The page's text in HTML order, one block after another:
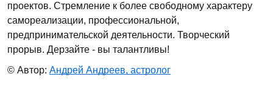
проектов. Стремление к более свободному характеру
самореализации, профессиональной,
предпринимательской деятельности. Творческий
прорыв. Дерзайте - вы талантливы!
© Автор: Андрей Андреев, астролог